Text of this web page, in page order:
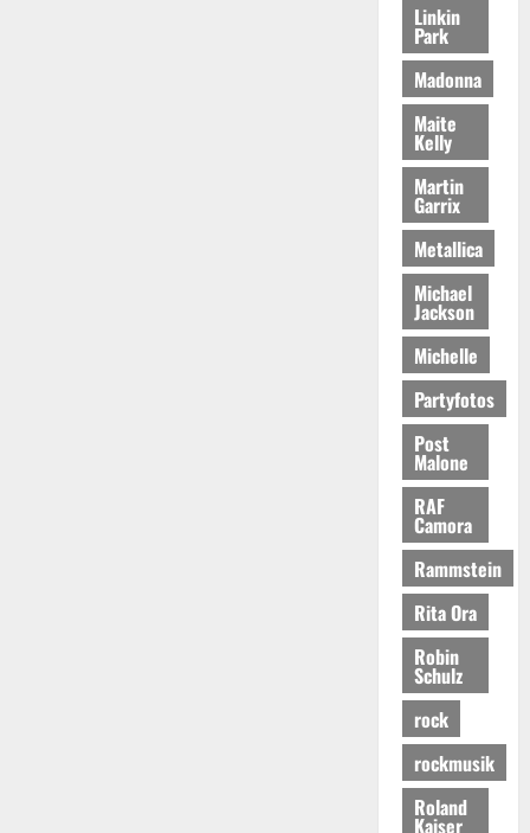
Linkin
Park
Madonna
Maite
Kelly
Martin
Garrix
Metallica
Michael
Jackson
Michelle
Partyfotos
Post
Malone
RAF
Camora
Rammstein
Rita Ora
Robin
Schulz
rock
rockmusik
Roland
Kaiser